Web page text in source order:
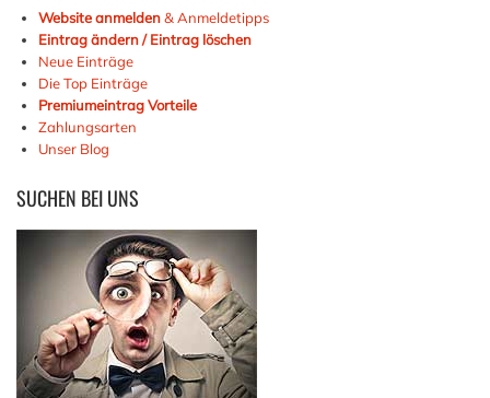
Website anmelden& Anmeldetipps
Eintrag ändern / Eintrag löschen
Neue Einträge
Die Top Einträge
Premiumeintrag Vorteile
Zahlungsarten
Unser Blog
SUCHEN BEI UNS